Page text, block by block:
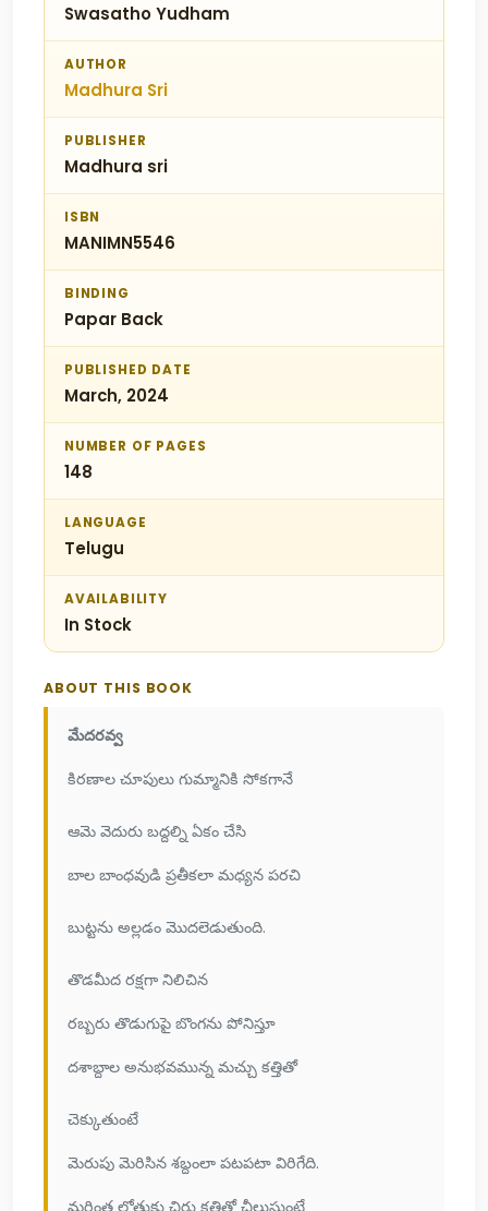
Swasatho Yudham
AUTHOR
Madhura Sri
PUBLISHER
Madhura sri
ISBN
MANIMN5546
BINDING
Papar Back
PUBLISHED DATE
March, 2024
NUMBER OF PAGES
148
LANGUAGE
Telugu
AVAILABILITY
In Stock
ABOUT THIS BOOK
మేదరవ్వ
కిరణాల చూపులు గుమ్మానికి సోకగానే
ఆమె వెదురు బద్దల్ని ఏకం చేసి
బాల బాంధవుడి ప్రతీకలా మధ్యన పరచి
బుట్టను అల్లడం మొదలెడుతుంది.
తొడమీద రక్షగా నిలిచిన
రబ్బరు తొడుగుపై బొంగను పోనిస్తూ
దశాబ్దాల అనుభవమున్న మచ్చు కత్తితో
చెక్కుతుంటే
మెరుపు మెరిసిన శబ్దంలా పటపటా విరిగేది.
మరింత లోతుకు చిరు కత్తితో చీలుస్తుంటే